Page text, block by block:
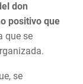
don
positivo que
que se
se